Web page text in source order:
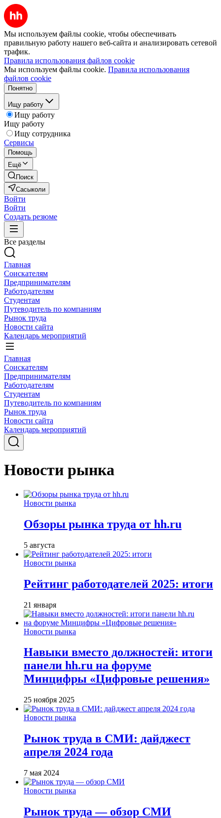
Мы используем файлы cookie, чтобы обеспечивать
правильную работу нашего веб-сайта и анализировать сетевой
трафик.
Правила использования файлов cookie
Мы используем файлы cookie. Правила использования
файлов cookie
Понятно
Ищу работу
Ищу работу
Ищу работу
Ищу сотрудника
Сервисы
Помощь
Ещё
Поиск
Сасыколи
Войти
Войти
Создать резюме
Все разделы
Главная
Соискателям
Предпринимателям
Работодателям
Студентам
Путеводитель по компаниям
Рынок труда
Новости сайта
Календарь мероприятий
Главная
Соискателям
Предпринимателям
Работодателям
Студентам
Путеводитель по компаниям
Рынок труда
Новости сайта
Календарь мероприятий
Новости рынка
Новости рынка
Обзоры рынка труда от hh.ru
5 августа
Новости рынка
Рейтинг работодателей 2025: итоги
21 января
Новости рынка
Навыки вместо должностей: итоги
панели hh.ru на форуме
Минцифры «Цифровые решения»
25 ноября 2025
Новости рынка
Рынок труда в СМИ: дайджест
апреля 2024 года
7 мая 2024
Новости рынка
Рынок труда — обзор СМИ